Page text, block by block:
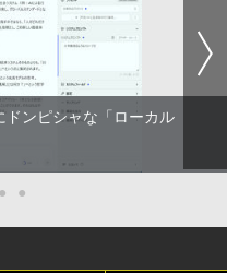
ドンピシャな「ローカル
● ●